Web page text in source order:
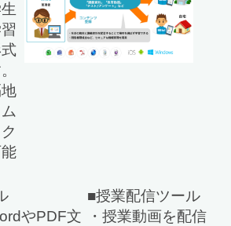
やPDF文
■授業配信ツール
・授業動画を配信